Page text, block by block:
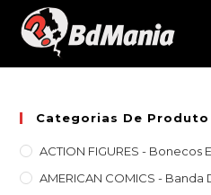
content
Categorias De Produto
ACTION FIGURES - Bonecos
AMERICAN COMICS -